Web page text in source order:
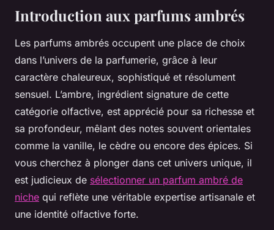
Introduction aux parfums ambrés
Les parfums ambrés occupent une place de choix
dans l’univers de la parfumerie, grâce à leur
caractère chaleureux, sophistiqué et résolument
sensuel. L’ambre, ingrédient signature de cette
catégorie olfactive, est apprécié pour sa richesse et
sa profondeur, mêlant des notes souvent orientales
comme la vanille, le cèdre ou encore des épices. Si
vous cherchez à plonger dans cet univers unique, il
est judicieux de sélectionner un parfum ambré de
niche qui reflète une véritable expertise artisanale et
une identité olfactive forte.